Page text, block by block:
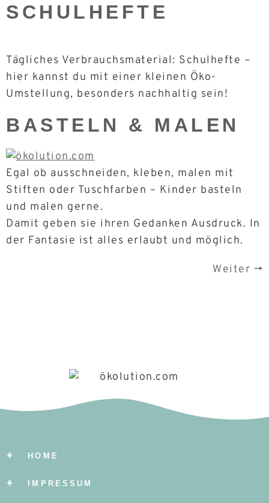
SCHULHEFTE
Tägliches Verbrauchsmaterial: Schulhefte –
hier kannst du mit einer kleinen Öko-
Umstellung, besonders nachhaltig sein!
BASTELN & MALEN
Egal ob ausschneiden, kleben, malen mit
Stiften oder Tuschfarben – Kinder basteln
und malen gerne.
Damit geben sie ihren Gedanken Ausdruck. In
der Fantasie ist alles erlaubt und möglich.
Weiter →
⚘ HOME
⚘ IMPRESSUM